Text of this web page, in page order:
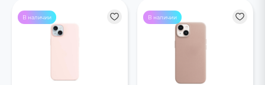
В наличии В наличии